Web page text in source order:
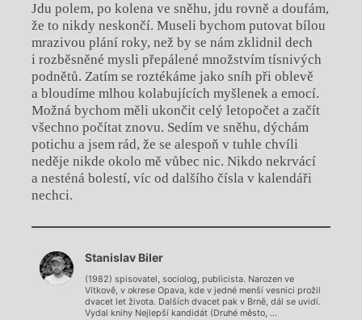
Jdu polem, po kolena ve sněhu, jdu rovně a doufám,
že to nikdy neskončí. Museli bychom putovat bílou
mrazivou plání roky, než by se nám zklidnil dech
i rozběsněné mysli přepálené množstvím tísnivých
podnětů. Zatím se roztékáme jako sníh při oblevě
a bloudíme mlhou kolabujících myšlenek a emocí.
Možná bychom měli ukončit celý letopočet a začít
všechno počítat znovu. Sedím ve sněhu, dýchám
potichu a jsem rád, že se alespoň v tuhle chvíli
neděje nikde okolo mě vůbec nic. Nikdo nekrvácí
a nesténá bolestí, víc od dalšího čísla v kalendáři
nechci.
Chviličku.
Načítá se.
Stanislav Biler
(1982) spisovatel, sociolog, publicista. Narozen ve
Vítkově, v okrese Opava, kde v jedné menší vesnici prožil
dvacet let života. Dalších dvacet pak v Brně, dál se uvidí.
Vydal knihy Nejlepší kandidát (Druhé město, ...